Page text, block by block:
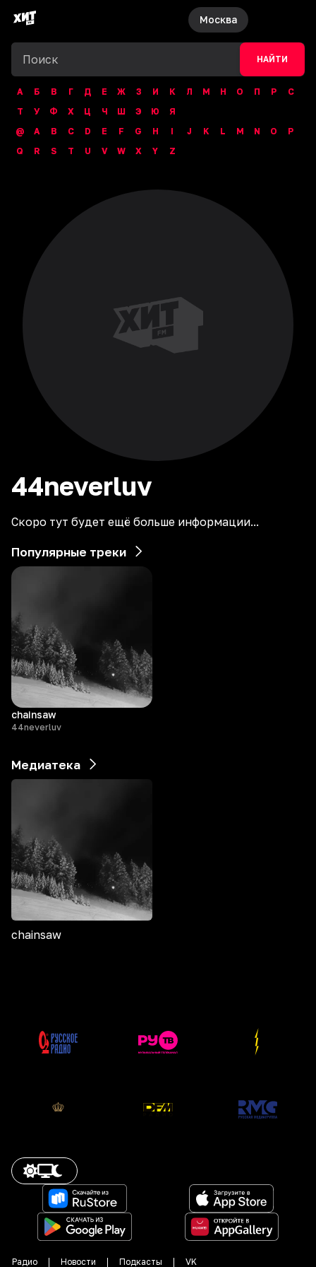
Москва
НАЙТИ
А Б В Г Д Е Ж З И К Л М Н О П Р
С
Т
У Ф Х Ц Ч Ш Э Ю
Я
@
A B C D E F G H I J K L M N O
P
Q
R S T U V W X Y Z
44neverluv
Скоро тут будет ещё больше информации...
Популярные треки
chainsaw
44neverluv
Медиатека
chainsaw
Радио Новости Подкасты VK